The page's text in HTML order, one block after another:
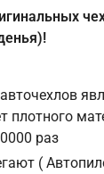
плотного
раз
(